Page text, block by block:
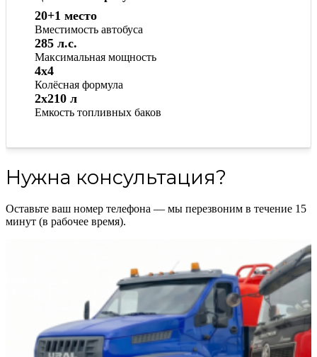
Вместимость автобуса
20+1 место
Максимальная мощность
285 л.с.
Колёсная формула
4x4
Емкость топливных баков
2х210 л
Нужна консультация?
Оставьте ваш номер телефона — мы перезвоним в течение 15
минут (в рабочее время).